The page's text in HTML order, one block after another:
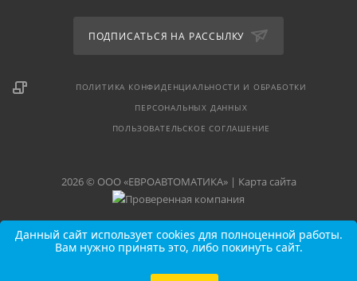
ПОДПИСАТЬСЯ НА РАССЫЛКУ
ПОЛИТИКА КОНФИДЕНЦИАЛЬНОСТИ И ОБРАБОТКИ
ПЕРСОНАЛЬНЫХ ДАННЫХ
ПОЛЬЗОВАТЕЛЬСКОЕ СОГЛАШЕНИЕ
2026 © ООО «ЕВРОАВТОМАТИКА» | Карта сайта
Данный сайт использует cookies для полноценной работы.
Вам нужно принять это, либо покинуть сайт.